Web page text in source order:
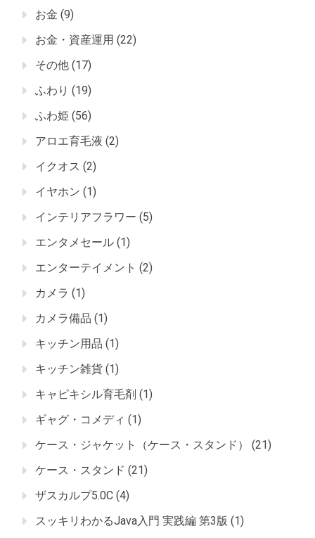
お金 (9)
お金・資産運用 (22)
その他 (17)
ふわり (19)
ふわ姫 (56)
アロエ育毛液 (2)
イクオス (2)
イヤホン (1)
インテリアフラワー (5)
エンタメセール (1)
エンターテイメント (2)
カメラ (1)
カメラ備品 (1)
キッチン用品 (1)
キッチン雑貨 (1)
キャピキシル育毛剤 (1)
ギャグ・コメディ (1)
ケース・ジャケット（ケース・スタンド）
(21)
ケース・スタンド (21)
ザスカルプ5.0C (4)
スッキリわかるJava入門 実践編 第3版 (1)